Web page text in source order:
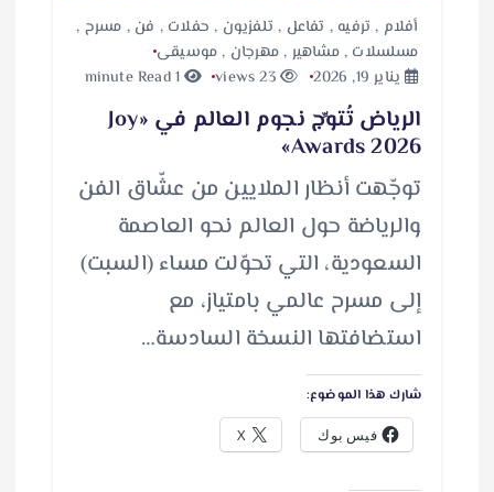
أفلام , ترفيه , تفاعل , تلفزيون , حفلات , فن , مسرح ,
مسلسلات ,مشاهير , مهرجان , موسيقى
يناير 19, 2026
23 views
1 minute Read
الرياض تُتوِّج نجوم العالم في «Joy
Awards 2026»
توجّهت أنظار الملايين من عشّاق الفن
والرياضة حول العالم نحو العاصمة
السعودية، التي تحوّلت مساء (السبت)
إلى مسرح عالمي بامتياز، مع
استضافتها النسخة السادسة…
شارك هذا الموضوع:
فيس بوك X